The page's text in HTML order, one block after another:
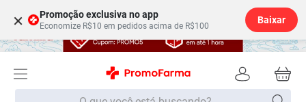
× Promoção exclusiva no app
Economize R$10 em pedidos acima de R$100
Baixar
O que você está buscando?